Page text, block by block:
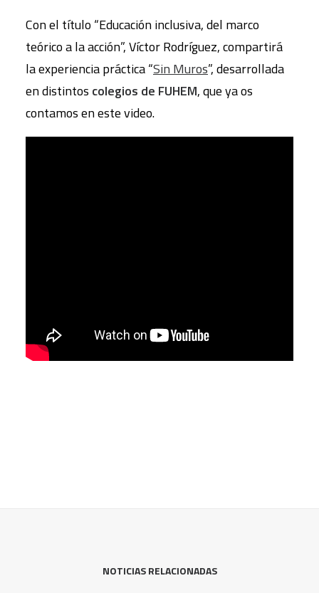
Con el título “Educación inclusiva, del marco
teórico a la acción”, Víctor Rodríguez, compartirá
la experiencia práctica “Sin Muros”, desarrollada
en distintos colegios de FUHEM, que ya os
contamos en este video.
NOTICIAS RELACIONADAS